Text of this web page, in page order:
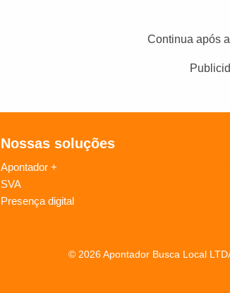
Continua após
Nossas soluções
Apontador +
SVA
Presença digital
© 2026 Apontador Busca Local